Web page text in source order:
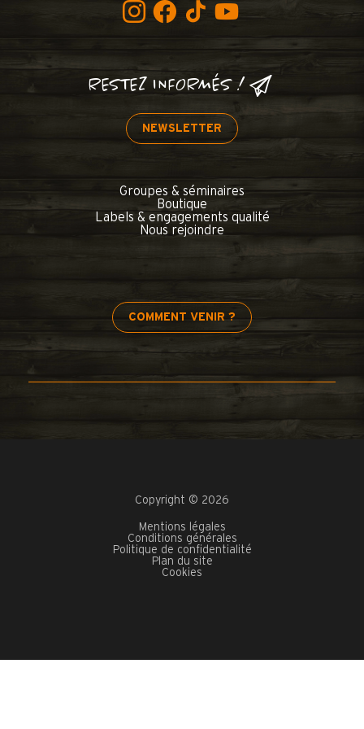
RESTEZ INFORMÉS !
NEWSLETTER
Groupes & séminaires
Boutique
Labels & engagements qualité
Nous rejoindre
COMMENT VENIR ?
Copyright © 2026
Mentions légales
Conditions générales
Politique de confidentialité
Plan du site
Cookies